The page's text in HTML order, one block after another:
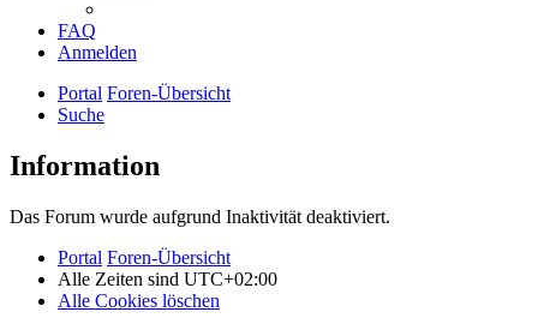
FAQ
Anmelden
Portal Foren-Übersicht
Suche
Information
Das Forum wurde aufgrund Inaktivität deaktiviert.
Portal Foren-Übersicht
Alle Zeiten sind UTC+02:00
Alle Cookies löschen